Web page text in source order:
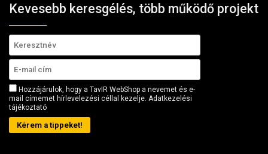
Kevesebb keresgélés, több működő projekt
Hozzájárulok, hogy a TavIR WebShop a nevemet és e-
mail címemet hírlevelezési céllal kezelje. Adatkezelési
tájékoztató
Kérem a tippeket!